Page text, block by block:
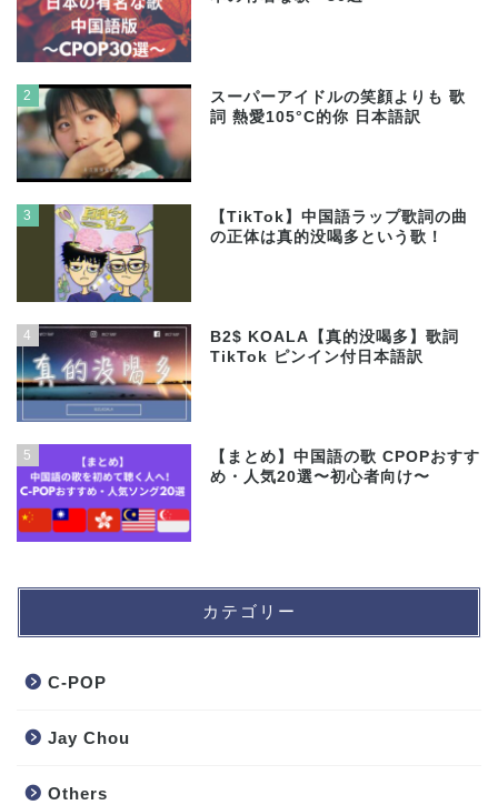
2
スーパーアイドルの笑顔よりも 歌
詞 熱愛105°C的你 日本語訳
3
【TikTok】中国語ラップ歌詞の曲
の正体は真的没喝多という歌！
4
B2$ KOALA【真的没喝多】歌詞
TikTok ピンイン付日本語訳
5
【まとめ】中国語の歌 CPOPおすす
め・人気20選〜初心者向け〜
カテゴリー
C-POP
Jay Chou
Others